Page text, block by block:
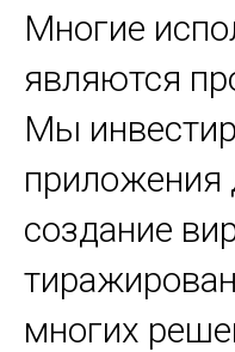
Многие
являются
Мы
приложения
создание
многих